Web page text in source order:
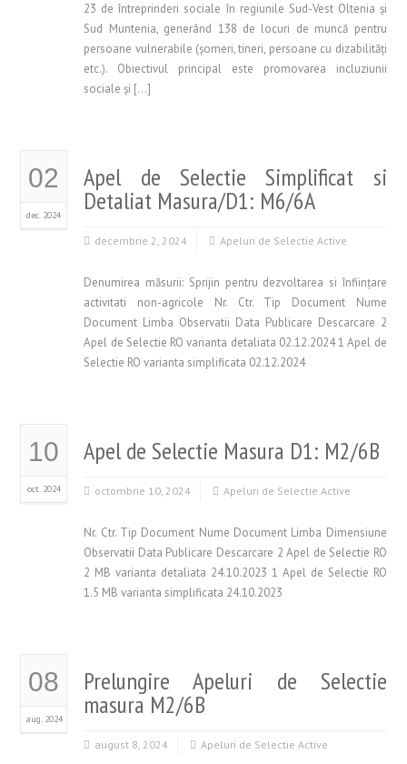
23 de întreprinderi sociale în regiunile Sud-Vest Oltenia și
Sud Muntenia, generând 138 de locuri de muncă pentru
persoane vulnerabile (șomeri, tineri, persoane cu dizabilități
etc.). Obiectivul principal este promovarea incluziunii
sociale și […]
02
dec. 2024
Apel de Selectie Simplificat si
Detaliat Masura/D1: M6/6A
decembrie 2, 2024 Apeluri de Selectie Active
Denumirea măsurii: Sprijin pentru dezvoltarea si înfiinţare
activitati non-agricole Nr. Ctr. Tip Document Nume
Document Limba Observatii Data Publicare Descarcare 2
Apel de Selectie RO varianta detaliata 02.12.2024 1 Apel de
Selectie RO varianta simplificata 02.12.2024
10
oct. 2024
Apel de Selectie Masura D1: M2/6B
octombrie 10, 2024 Apeluri de Selectie Active
Nr. Ctr. Tip Document Nume Document Limba Dimensiune
Observatii Data Publicare Descarcare 2 Apel de Selectie RO
2 MB varianta detaliata 24.10.2023 1 Apel de Selectie RO
1.5 MB varianta simplificata 24.10.2023
08
aug. 2024
Prelungire Apeluri de Selectie
masura M2/6B
august 8, 2024 Apeluri de Selectie Active